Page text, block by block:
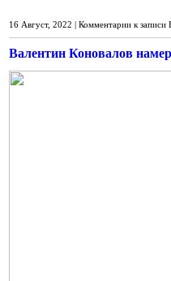
16 Август, 2022 | Комментарии к
Валентин Коновалов